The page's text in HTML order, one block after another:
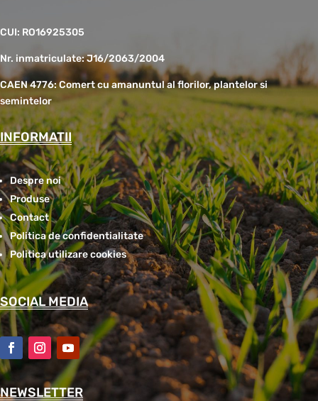
CUI: RO16925305
Nr. inmatriculate: J16/2063/2004
CAEN 4776: Comert cu amanuntul al florilor, plantelor si
semintelor
INFORMATII
Despre noi
Produse
Contact
Politica de confidentialitate
Politica utilizare cookies
SOCIAL MEDIA
NEWSLETTER